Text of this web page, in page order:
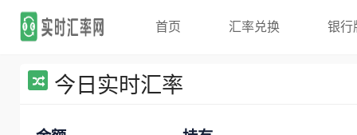
首页 汇率兑换 银行
今日实时汇率